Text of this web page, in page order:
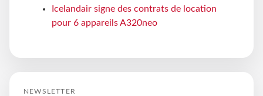
Icelandair signe des contrats de location
pour 6 appareils A320neo
NEWSLETTER